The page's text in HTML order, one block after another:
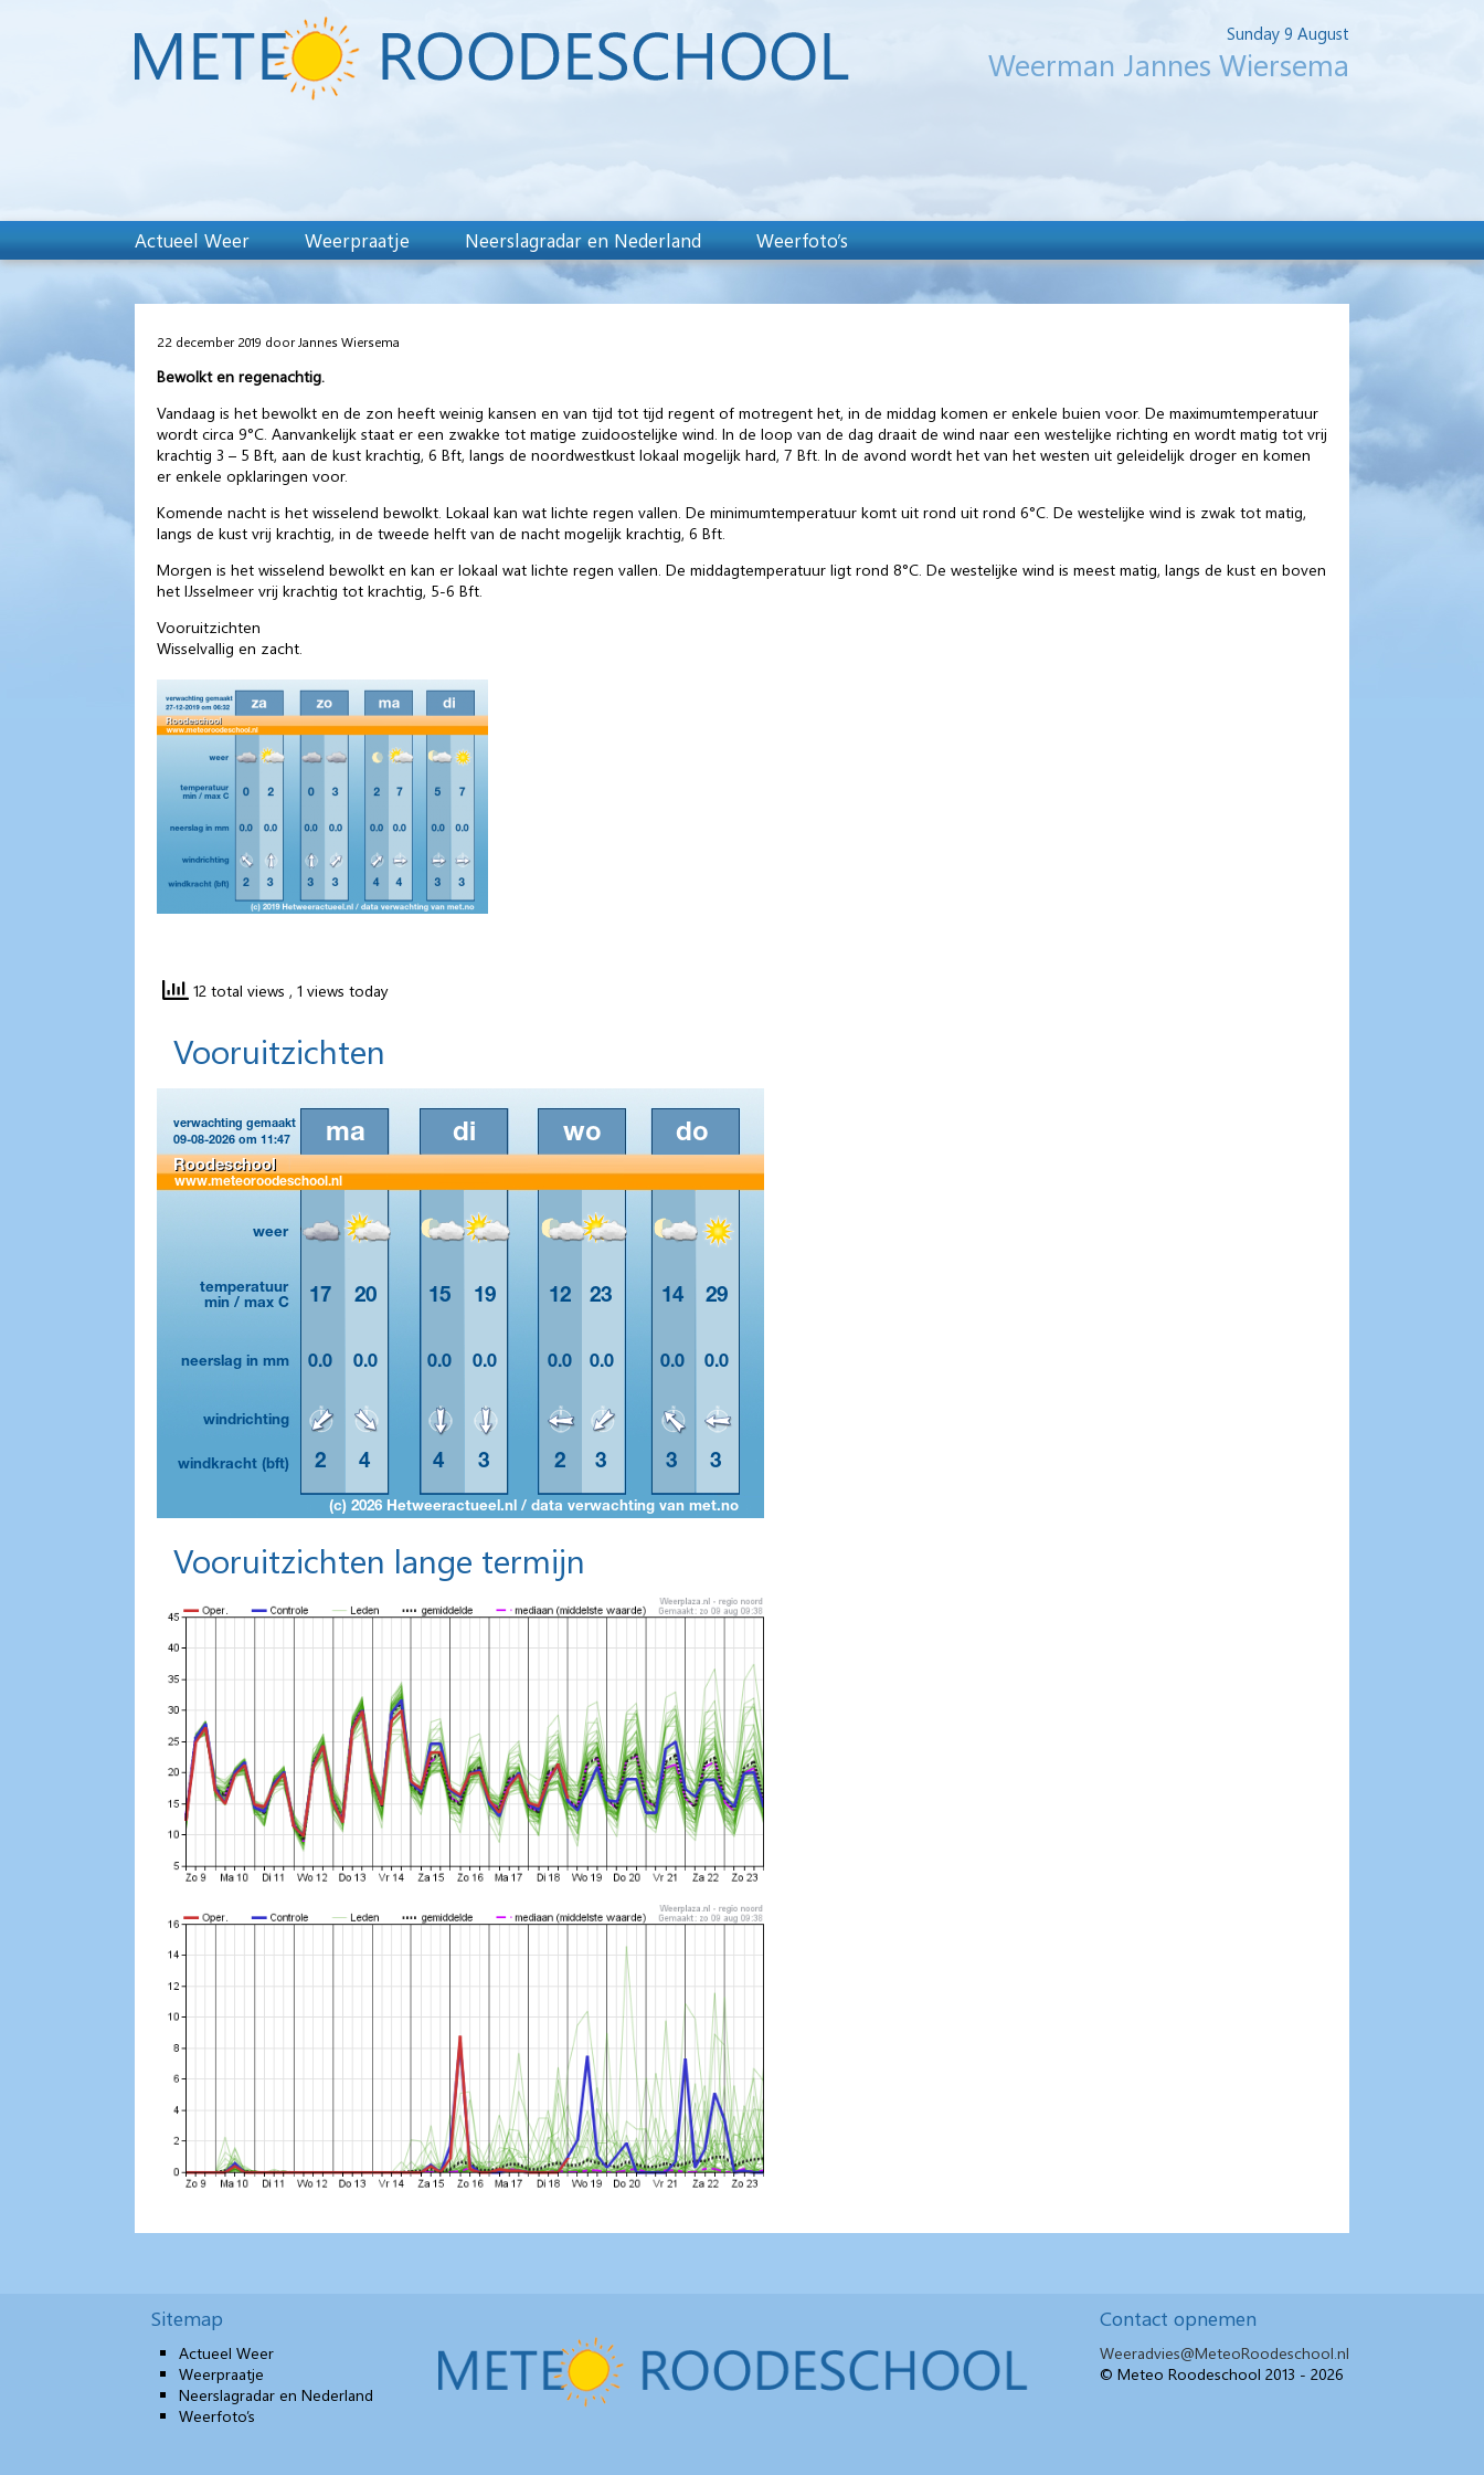
Sunday 9 August
Weerman Jannes Wiersema
Actueel Weer Weerpraatje Neerslagradar en Nederland Weerfoto’s
22 december 2019 door Jannes Wiersema
Bewolkt en regenachtig.
Vandaag is het bewolkt en de zon heeft weinig kansen en van tijd tot tijd regent of motregent het, in de middag komen er enkele buien voor. De maximumtemperatuur
wordt circa 9°C. Aanvankelijk staat er een zwakke tot matige zuidoostelijke wind. In de loop van de dag draait de wind naar een westelijke richting en wordt matig tot vrij
krachtig 3 – 5 Bft, aan de kust krachtig, 6 Bft, langs de noordwestkust lokaal mogelijk hard, 7 Bft. In de avond wordt het van het westen uit geleidelijk droger en komen
er enkele opklaringen voor.
Komende nacht is het wisselend bewolkt. Lokaal kan wat lichte regen vallen. De minimumtemperatuur komt uit rond uit rond 6°C. De westelijke wind is zwak tot matig,
langs de kust vrij krachtig, in de tweede helft van de nacht mogelijk krachtig, 6 Bft.
Morgen is het wisselend bewolkt en kan er lokaal wat lichte regen vallen. De middagtemperatuur ligt rond 8°C. De westelijke wind is meest matig, langs de kust en boven
het IJsselmeer vrij krachtig tot krachtig, 5-6 Bft.
Vooruitzichten
Wisselvallig en zacht.
12 total views , 1 views today
Vooruitzichten
Vooruitzichten lange termijn
Sitemap
Actueel Weer
Weerpraatje
Neerslagradar en Nederland
Weerfoto’s
Contact opnemen
Weeradvies@MeteoRoodeschool.nl
© Meteo Roodeschool 2013 - 2026